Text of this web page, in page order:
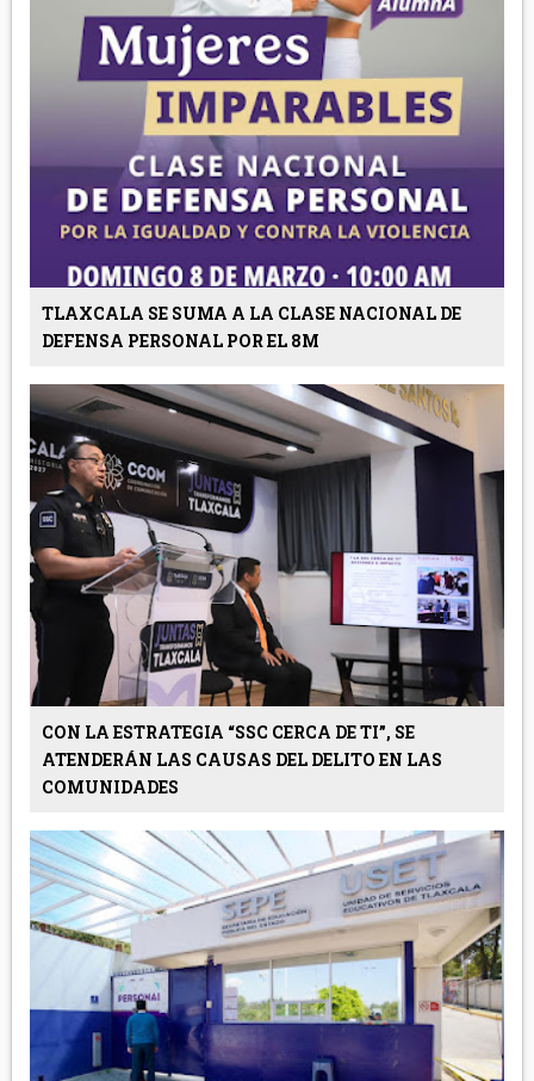
TLAXCALA SE SUMA A LA CLASE NACIONAL DE
DEFENSA PERSONAL POR EL 8M
CON LA ESTRATEGIA “SSC CERCA DE TI”, SE
ATENDERÁN LAS CAUSAS DEL DELITO EN LAS
COMUNIDADES